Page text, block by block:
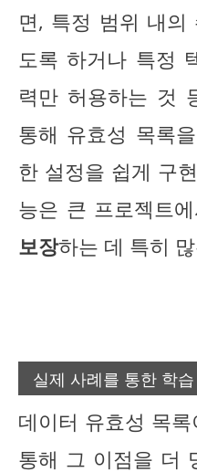
면, 특정 범위 내의
도록 하거나 특정
력만 허용하는 것
통해 유효성 목록
한 설정을 쉽게 구
능은 큰 프로젝트
보장하는 데 특히
실제 사례를 통한 학습
데이터 유효성 목
통해 그 이점을 더